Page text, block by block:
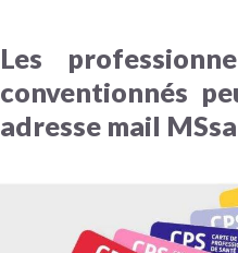
Les
conventionnés
adresse mail